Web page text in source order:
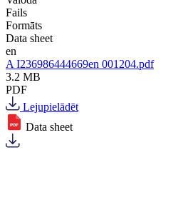
Fails
Formāts
Data sheet
en
A I236986444669en 001204.pdf
3.2 MB
PDF
Lejupielādēt
Data sheet